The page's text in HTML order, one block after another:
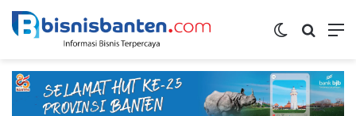
Switch skin